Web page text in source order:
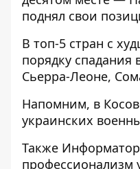
поднял свои
В топ-5 стран с
порядку
Сьерра-Леоне,
Напомним, в
украинских
Также
профессионализм